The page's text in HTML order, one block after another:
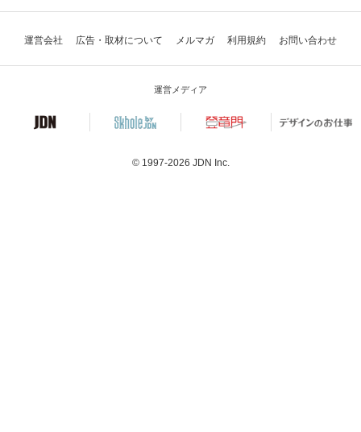
運営会社 広告・取材について メルマガ 利用規約 お問い合わせ
運営メディア
© 1997-2026 JDN Inc.